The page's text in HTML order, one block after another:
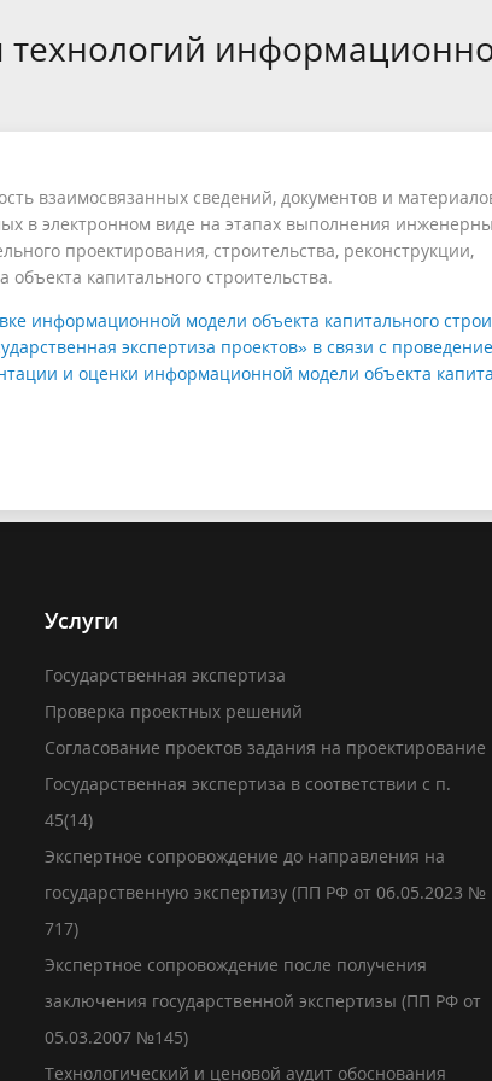
Обращения граждан
Технологический и
взаимосвязанных сведений, документов и
в электронном виде на этапах выполнения
проектирования, строительства, реконструкции,
капитального строительства.
модели объекта капитального
экспертиза проектов» в связи с
и оценки информационной модели объекта
Услуги
Государственная экспертиза
Проверка проектных решений
Согласование проектов задания на проектирование
Государственная экспертиза в соответствии с п.
45(14)
Экспертное сопровождение до направления на
государственную экспертизу (ПП РФ от 06.05.2023 №
717)
Экспертное сопровождение после получения
заключения государственной экспертизы (ПП РФ от
05.03.2007 №145)
Технологический и ценовой аудит обоснования